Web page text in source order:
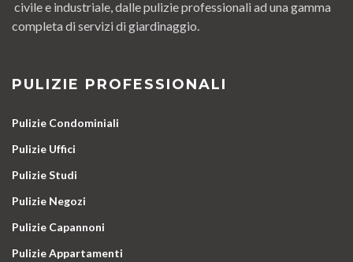
civile e industriale, dalle pulizie professionali ad una gamma
completa di servizi di giardinaggio.
PULIZIE PROFESSIONALI
Pulizie Condominiali
Pulizie Uffici
Pulizie Studi
Pulizie Negozi
Pulizie Capannoni
Pulizie Appartamenti